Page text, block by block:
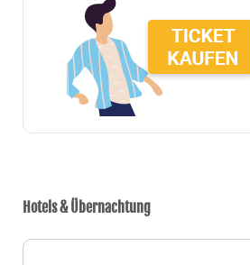
Hotels & Übernachtung